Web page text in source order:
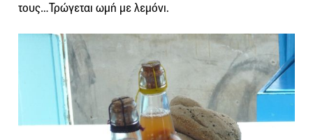
τους…Τρώγεται ωμή με λεμόνι.